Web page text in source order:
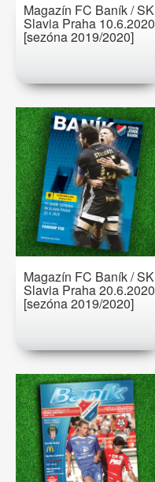
Magazín FC Baník / SK
Slavia Praha 10.6.2020
[sezóna 2019/2020]
Magazín FC Baník / SK
Slavia Praha 20.6.2020
[sezóna 2019/2020]